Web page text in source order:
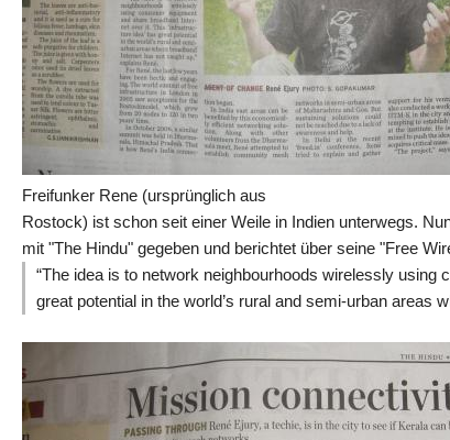
Freifunker Rene (ursprünglich aus
Rostock) ist schon seit einer Weile in Indien unterwegs.
mit "The Hindu" gegeben und berichtet über seine "Free
“The idea is to network neighbourhoods wirelessly using
great potential in the world’s rural and semi-urban areas